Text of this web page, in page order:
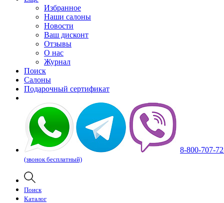
Избранное
Наши салоны
Новости
Ваш дисконт
Отзывы
О нас
Журнал
Поиск
Салоны
Подарочный сертификат
8-800-707-
(звонок бесплатный)
Поиск
Каталог